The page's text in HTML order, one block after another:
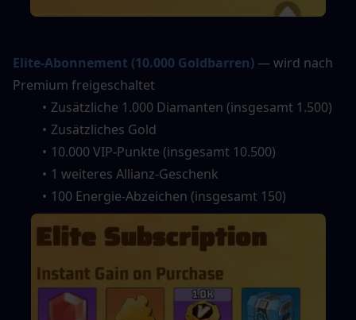
Elite-Abonnement (10.000 Goldbarren) — wird nach
Premium freigeschaltet
Zusätzliche 1.000 Diamanten (insgesamt 1.500)
Zusätzliches Gold
10.000 VIP-Punkte (insgesamt 10.500)
1 weiteres Allianz-Geschenk
100 Energie-Abzeichen (insgesamt 150)